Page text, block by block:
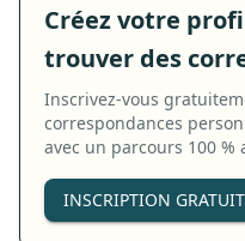
Créez votre
trouver des
Inscrivez-vous
correspondances
avec un parcours 100 %
INSCRIPTION